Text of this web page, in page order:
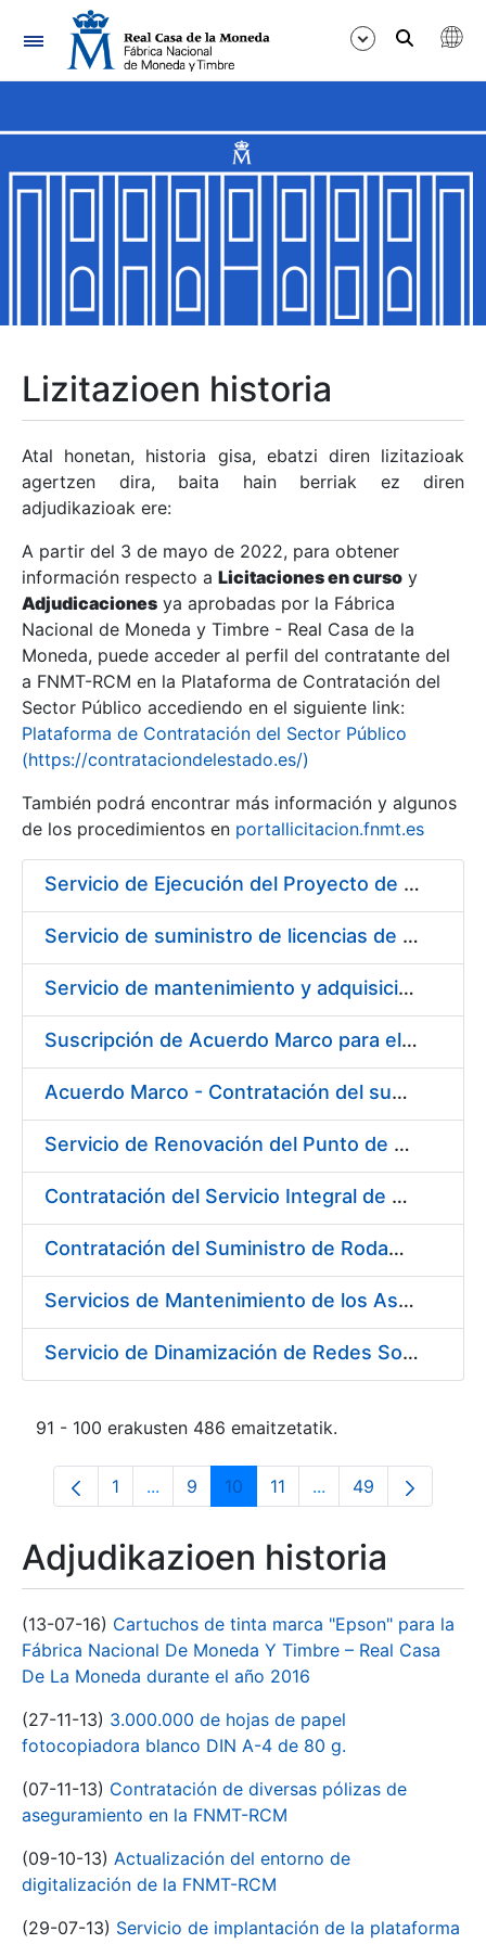
Nabigazioa
Erakutsi/Ezkutatu
Erakutsi/Ezkutatu
Erakutsi/Ezkutatu
Erakutsi/Ezkutatu
Erakutsi/Ezkutatu
Erakutsi/Ezkutatu
Erakutsi/Ezkutatu
Erakutsi/Ezkutatu
Lizitazioen historia
Atal honetan, historia gisa, ebatzi diren lizitazioak
agertzen dira, baita hain berriak ez diren
adjudikazioak ere:
A partir del 3 de mayo de 2022, para obtener
información respecto a Licitaciones en curso y
Adjudicaciones ya aprobadas por la Fábrica
Nacional de Moneda y Timbre - Real Casa de la
Moneda, puede acceder al perfil del contratante del
a FNMT-RCM en la Plataforma de Contratación del
Sector Público accediendo en el siguiente link:
Plataforma de Contratación del Sector Público
(https://contrataciondelestado.es/)
También podrá encontrar más información y algunos
de los procedimientos en portallicitacion.fnmt.es
Servicio de Ejecución del Proyecto de Diseño, Construcción, Montaje, Desmontaje y Transporte de Stands para las diferentes Ferias Nacionales e Internacionales a celebrar durante 2020
Servicio de suministro de licencias de productos BES12
Servicio de mantenimiento y adquisición de las tapas automáticas HYGOLET instaladas en la FNMT-RCM de Madrid, y el suministro de rollos de plásticos originales
Suscripción de Acuerdo Marco para el Suministro de Material de Ferretería para la Entidad Pública Empresarial Fábrica Nacional de Moneda y Timbre-Real Casa de la Moneda (FNMT-RCM)
Acuerdo Marco - Contratación del suministro de Material de Electricidad para la Fábrica de papel de Burgos. PA AM /FP/004/2020-2021
Servicio de Renovación del Punto de Venta de la Tienda del Museo de la FNMT-RCM
Contratación del Servicio Integral de Cardioprotección para sus Sedes de Madrid y Burgos
Contratación del Suministro de Rodamientos y Material de Transmisiones para la Fábrica Nacional de Moneda y Timbre - Real Casa de la Moneda
Servicios de Mantenimiento de los Ascensores, Montacargas y Plataformas de Minusválidos instalados en la Fábrica de Papel de Burgos
Servicio de Dinamización de Redes Sociales
91 - 100 erakusten 486 emaitzetatik.
Orrialdea
1 ...Intermediate Pages Use TAB to
Orrialdea
9 Orrialdea
10 Orrialdea
11 ...Intermediate Pages
Orrialdea
49
Adjudikazioen historia
(13-07-16) Cartuchos de tinta marca "Epson" para la
Fábrica Nacional De Moneda Y Timbre – Real Casa
De La Moneda durante el año 2016
(27-11-13) 3.000.000 de hojas de papel
fotocopiadora blanco DIN A-4 de 80 g.
(07-11-13) Contratación de diversas pólizas de
aseguramiento en la FNMT-RCM
(09-10-13) Actualización del entorno de
digitalización de la FNMT-RCM
(29-07-13) Servicio de implantación de la plataforma